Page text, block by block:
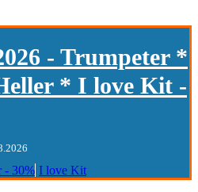
- Trumpeter *
* I love Kit -
- 30% I love Kit